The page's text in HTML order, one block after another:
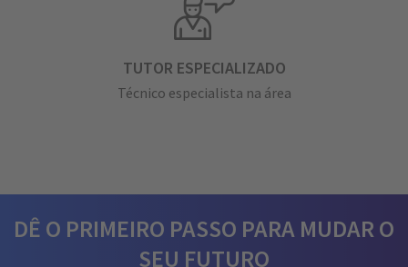
TUTOR ESPECIALIZADO
Técnico especialista na área
DÊ O PRIMEIRO PASSO PARA MUDAR O
SEU FUTURO